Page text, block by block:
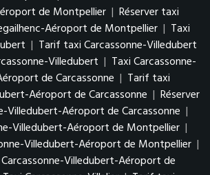
de Montpellier | Réserver taxi
Aéroport de Montpellier | Taxi
| Tarif taxi Carcassonne-Villedubert
Villedubert | Taxi Carcassonne-
de Carcassonne | Tarif taxi
Aéroport de Carcassonne | Réserver
Villedubert-Aéroport de Carcassonne |
Villedubert-Aéroport de Montpellier |
Villedubert-Aéroport de Montpellier |
Villedubert-Aéroport de